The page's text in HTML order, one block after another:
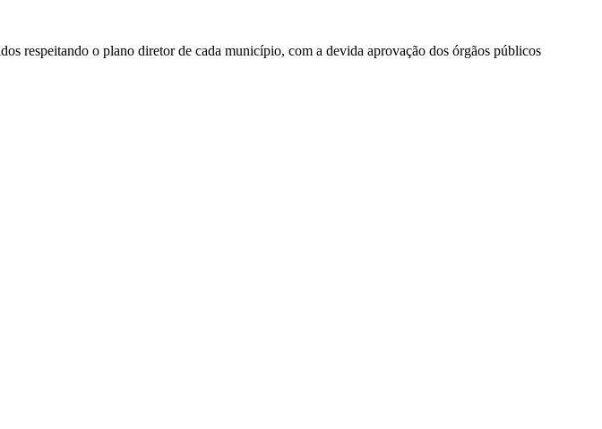
respeitando o plano diretor de cada município, com a devida aprovação dos órgãos públicos